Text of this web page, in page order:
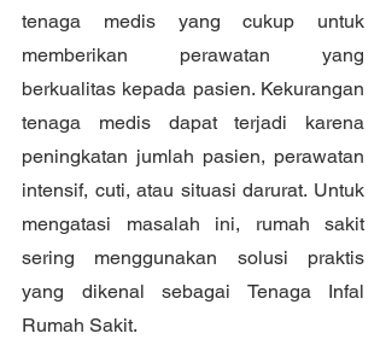
tenaga medis yang cukup untuk
memberikan perawatan yang
berkualitas kepada pasien. Kekurangan
tenaga medis dapat terjadi karena
peningkatan jumlah pasien, perawatan
intensif, cuti, atau situasi darurat. Untuk
mengatasi masalah ini, rumah sakit
sering menggunakan solusi praktis
yang dikenal sebagai Tenaga Infal
Rumah Sakit.